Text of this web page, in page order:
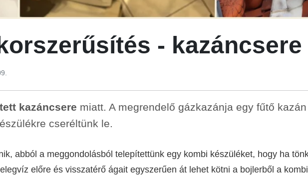
- kazáncsere
kazáncsere miatt. A megrendelő gázkazánja egy fűtő
cseréltünk le.
abból a meggondolásból telepítettünk egy kombi készüléket, hogy ha
előre és visszatérő ágait egyszerűen át lehet kötni a bojlerből a